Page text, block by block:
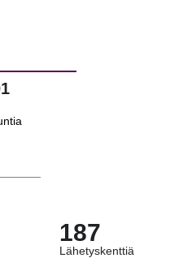
187
Lähetyskenttiä